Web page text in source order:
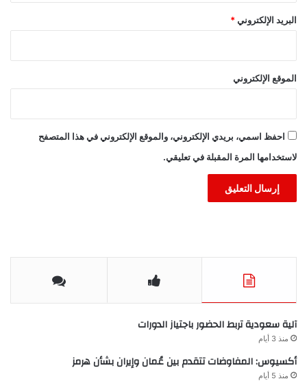
البريد الإلكتروني *
الموقع الإلكتروني
احفظ اسمي، بريدي الإلكتروني، والموقع الإلكتروني في هذا المتصفح
لاستخدامها المرة المقبلة في تعليقي.
آلية سعودية تربط الحضور باجتياز الدورات
منذ 3 أيام
أكسيوس: المفاوضات تتقدم بين عُمان وإيران بشأن هرمز
منذ 5 أيام